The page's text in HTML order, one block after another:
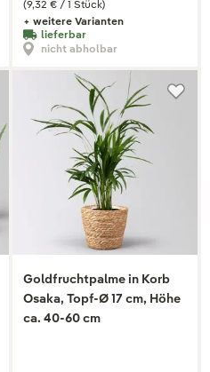
(9,32 € / 1 Stück)
+ weitere Varianten
lieferbar
nicht abholbar
Goldfruchtpalme in Korb
Osaka, Topf-Ø 17 cm, Höhe
ca. 40-60 cm